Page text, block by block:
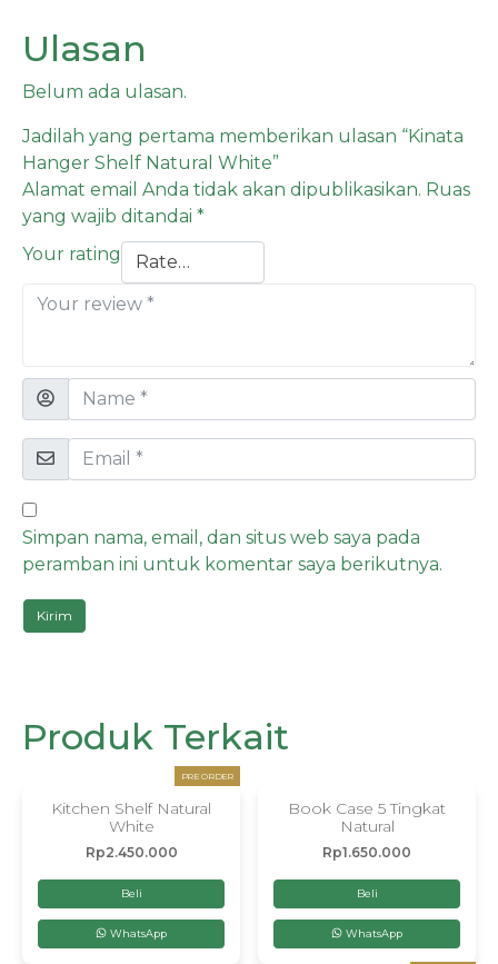
Ulasan
Belum ada ulasan.
Jadilah yang pertama memberikan ulasan “Kinata
Hanger Shelf Natural White”
Alamat email Anda tidak akan dipublikasikan. Ruas
yang wajib ditandai *
Your rating
Simpan nama, email, dan situs web saya pada
peramban ini untuk komentar saya berikutnya.
Produk Terkait
PRE ORDER
Kitchen Shelf Natural
White
Rp2.450.000
Beli
WhatsApp
Book Case 5 Tingkat
Natural
Rp1.650.000
Beli
WhatsApp